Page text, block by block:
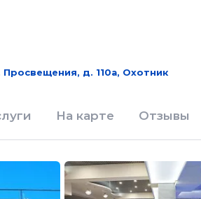
д. 110а, Охотник
На карте Отзывы